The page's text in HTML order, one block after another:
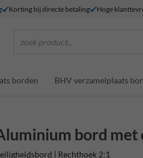
Korting bij directe betaling Hoge
zoek product...
borden BHV verzamelplaats
bord met
| Rechthoek 2:1